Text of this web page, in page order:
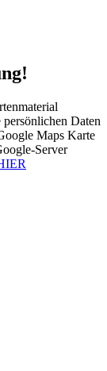
Daten
Maps Karte
Server